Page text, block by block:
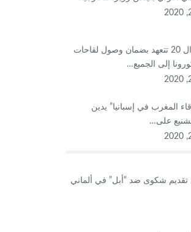
مجموعة ال 20 تتعهد بضمان وصول لقاحات
إلى الجميع…
المغرب في إسبانيا” يدين
الشنيع على…
شكوى ضد “أبل” في ألماني